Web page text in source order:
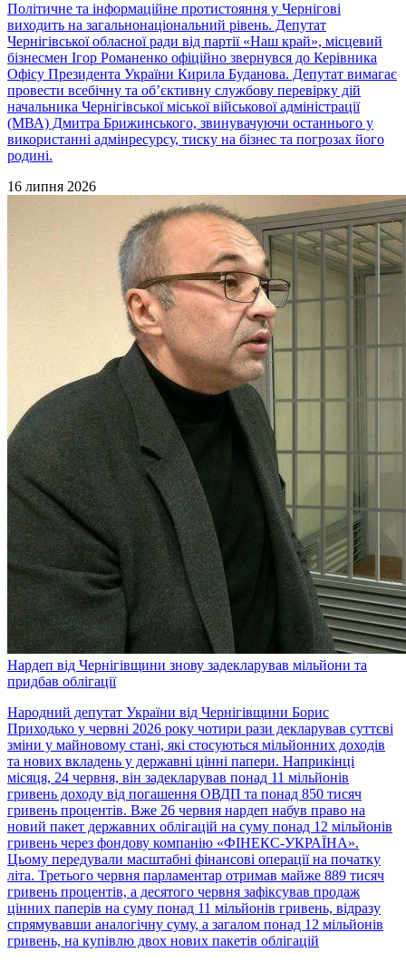
Політичне та інформаційне протистояння у Чернігові
виходить на загальнонаціональний рівень. Депутат
Чернігівської обласної ради від партії «Наш край», місцевий
бізнесмен Ігор Романенко офіційно звернувся до Керівника
Офісу Президента України Кирила Буданова. Депутат вимагає
провести всебічну та об’єктивну службову перевірку дій
начальника Чернігівської міської військової адміністрації
(МВА) Дмитра Брижинського, звинувачуючи останнього у
використанні адмінресурсу, тиску на бізнес та погрозах його
родині.
16 липня 2026
Нардеп від Чернігівщини знову задекларував мільйони та
придбав облігації
Народний депутат України від Чернігівщини Борис
Приходько у червні 2026 року чотири рази декларував суттєві
зміни у майновому стані, які стосуються мільйонних доходів
та нових вкладень у державні цінні папери. Наприкінці
місяця, 24 червня, він задекларував понад 11 мільйонів
гривень доходу від погашення ОВДП та понад 850 тисяч
гривень процентів. Вже 26 червня нардеп набув право на
новий пакет державних облігацій на суму понад 12 мільйонів
гривень через фондову компанію «ФІНЕКС-УКРАЇНА».
Цьому передували масштабні фінансові операції на початку
літа. Третього червня парламентар отримав майже 889 тисяч
гривень процентів, а десятого червня зафіксував продаж
цінних паперів на суму понад 11 мільйонів гривень, відразу
спрямувавши аналогічну суму, а загалом понад 12 мільйонів
гривень, на купівлю двох нових пакетів облігацій